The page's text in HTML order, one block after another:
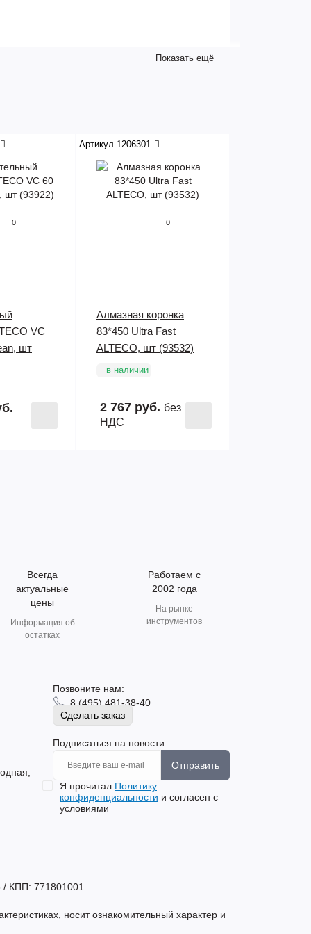
Показать ещё
0
VC
шт
Артикул 1206301
0
Алмазная коронка
83*450 Ultra Fast
ALTECO, шт (93532)
в наличии
2 767 руб. без
НДС
Всегда
актуальные
цены
Информация об
остатках
Работаем с
2002 года
На рынке
инструментов
Позвоните нам:
8 (495) 481-38-40
Сделать заказ
Подписаться на новости:
Отправить
Я прочитал Политику
конфиденциальности и согласен с
условиями
КПП: 771801001
носит ознакомительный характер и